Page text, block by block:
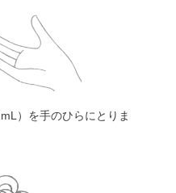
）を手のひらにとりま